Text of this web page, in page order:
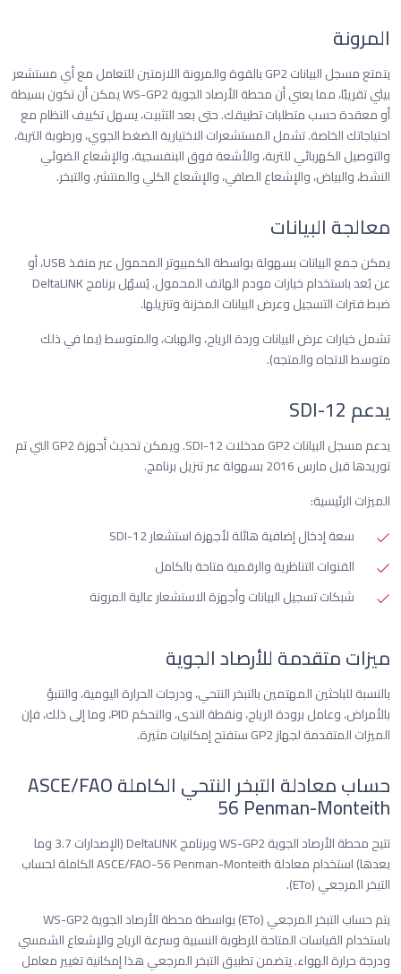
المرونة
يتمتع مسجل البيانات GP2 بالقوة والمرونة اللازمتين للتعامل مع أي مستشعر
بيئي تقريبًا، مما يعني أن محطة الأرصاد الجوية WS-GP2 يمكن أن تكون بسيطة
أو معقدة حسب متطلبات تطبيقك. حتى بعد التثبيت، يسهل تكييف النظام مع
احتياجاتك الخاصة. تشمل المستشعرات الاختيارية الضغط الجوي، ورطوبة التربة،
والتوصيل الكهربائي للتربة، والأشعة فوق البنفسجية، والإشعاع الضوئي
النشط، والبياض، والإشعاع الصافي، والإشعاع الكلي والمنتشر، والتبخر.
معالجة البيانات
يمكن جمع البيانات بسهولة بواسطة الكمبيوتر المحمول عبر منفذ USB، أو
عن بُعد باستخدام خيارات مودم الهاتف المحمول. يُسهّل برنامج DeltaLINK
ضبط فترات التسجيل وعرض البيانات المخزنة وتنزيلها.
تشمل خيارات عرض البيانات وردة الرياح، والهبات، والمتوسط ​​(بما في ذلك
متوسط ​​الاتجاه والمتجه).
يدعم SDI-12
يدعم مسجل البيانات GP2 مدخلات SDI-12. ويمكن تحديث أجهزة GP2 التي تم
توريدها قبل مارس 2016 بسهولة عبر تنزيل برنامج.
الميزات الرئيسية:
سعة إدخال إضافية هائلة لأجهزة استشعار SDI-12
القنوات التناظرية والرقمية متاحة بالكامل
شبكات تسجيل البيانات وأجهزة الاستشعار عالية المرونة
ميزات متقدمة للأرصاد الجوية
بالنسبة للباحثين المهتمين بالتبخر النتحي، ودرجات الحرارة اليومية، والتنبؤ
بالأمراض، وعامل برودة الرياح، ونقطة الندى، والتحكم PID، وما إلى ذلك، فإن
الميزات المتقدمة لجهاز GP2 ستفتح إمكانيات مثيرة.
حساب معادلة التبخر النتحي الكاملة ASCE/FAO
56 Penman-Monteith
تتيح محطة الأرصاد الجوية WS-GP2 وبرنامج DeltaLINK (الإصدارات 3.7 وما
بعدها) استخدام معادلة ASCE/FAO-56 Penman-Monteith الكاملة لحساب
التبخر المرجعي (ETo).
يتم حساب التبخر المرجعي (ETo) بواسطة محطة الأرصاد الجوية WS-GP2
باستخدام القياسات المتاحة للرطوبة النسبية وسرعة الرياح والإشعاع الشمسي
ودرجة حرارة الهواء. يتضمن تطبيق التبخر المرجعي هذا إمكانية تغيير معامل